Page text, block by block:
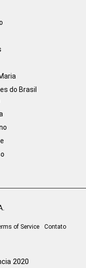
do Brasil
of Service Contato
2020